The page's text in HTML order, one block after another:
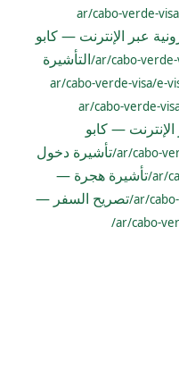
/ar/cabo-verde-
عبر الإنترنت — كابو
التأشيرة
/ar/cabo-verde-visa/e-
/ar/cabo-verde-
— كابو
تأشيرة دخول
تأشيرة هجرة —
تصريح السفر —